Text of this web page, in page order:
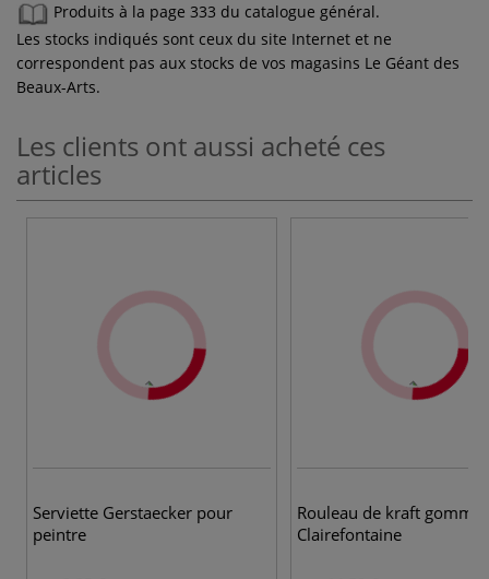
Produits à la page 333 du catalogue général.
Les stocks indiqués sont ceux du site Internet et ne
correspondent pas aux stocks de vos magasins Le Géant des
Beaux-Arts.
Les clients ont aussi acheté ces
articles
Serviette Gerstaecker pour
peintre
Rouleau de kraft gommé
Clairefontaine